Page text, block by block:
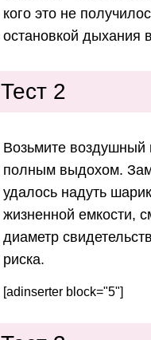
кого это не
остановкой дыхания
Тест 2
Возьмите
полным выдохом.
удалось надуть
жизненной емкости,
диаметр
риска.
[adinserter block="5"]